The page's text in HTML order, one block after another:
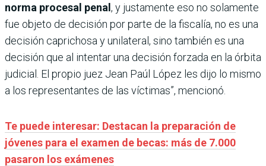
norma procesal penal, y justamente eso no solamente
fue objeto de decisión por parte de la fiscalía, no es una
decisión caprichosa y unilateral, sino también es una
decisión que al intentar una decisión forzada en la órbita
judicial. El propio juez Jean Paúl López les dijo lo mismo
a los representantes de las víctimas”, mencionó.
Te puede interesar: Destacan la preparación de
jóvenes para el examen de becas: más de 7.000
pasaron los exámenes